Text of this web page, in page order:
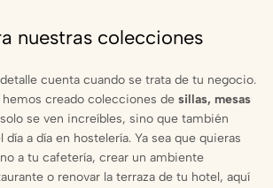
nuestras colecciones
cuenta cuando se trata de tu negocio.
hemos creado colecciones de sillas, mesas
se ven increíbles, sino que también
a día en hostelería. Ya sea que quieras
a tu cafetería, crear un ambiente
o renovar la terraza de tu hotel, aquí